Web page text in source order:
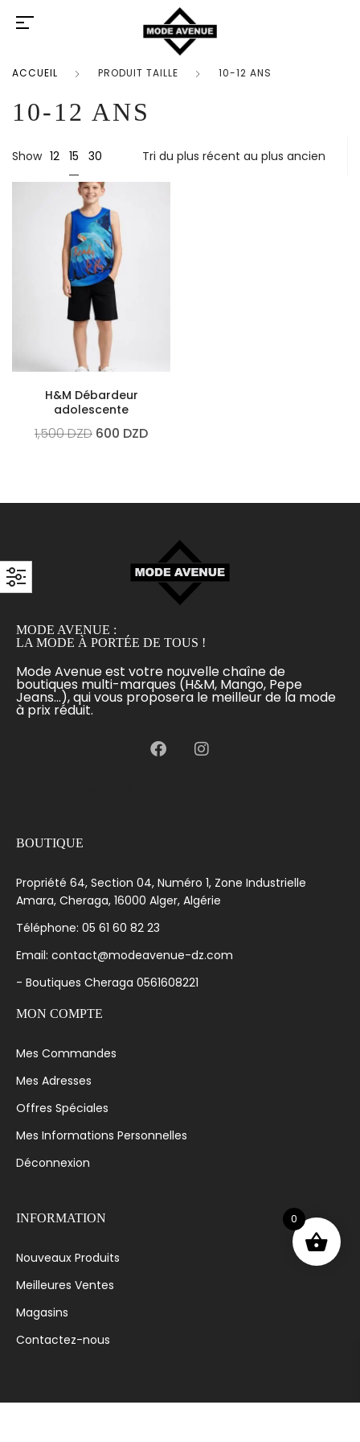
ACCUEIL PRODUIT TAILLE 10-12 ANS
10-12 ANS
Show 12 15 30
H&M Débardeur
adolescente
1,500DZD 600 DZD
MODE AVENUE :
LA MODE À PORTÉE DE TOUS !
Mode Avenue est votre nouvelle chaîne de
boutiques multi-marques (H&M, Mango, Pepe
Jeans...), qui vous proposera le meilleur de la mode
à prix réduit.
BOUTIQUE
Propriété 64, Section 04, Numéro 1, Zone Industrielle
Amara, Cheraga, 16000 Alger, Algérie
Téléphone: 05 61 60 82 23
Email: contact@modeavenue-dz.com
- Boutiques Cheraga 0561608221
MON COMPTE
Mes Commandes
Mes Adresses
Offres Spéciales
Mes Informations Personnelles
Déconnexion
INFORMATION
Nouveaux Produits
Meilleures Ventes
Magasins
Contactez-nous
0